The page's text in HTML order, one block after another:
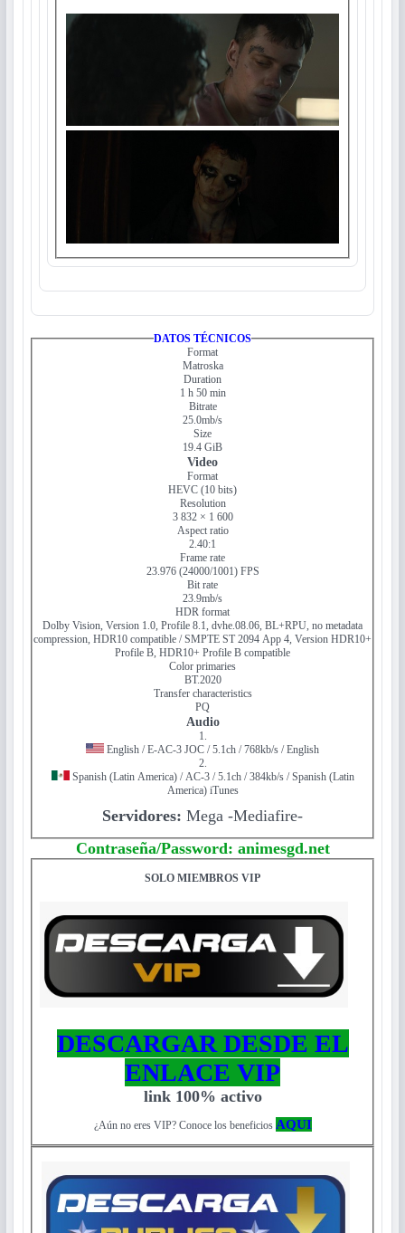
DATOS TÉCNICOS
Format
Matroska
Duration
1 h 50 min
Bitrate
25.0mb/s
Size
19.4 GiB
Video
Format
HEVC (10 bits)
Resolution
3 832 × 1 600
Aspect ratio
2.40:1
Frame rate
23.976 (24000/1001) FPS
Bit rate
23.9mb/s
HDR format
Dolby Vision, Version 1.0, Profile 8.1, dvhe.08.06, BL+RPU, no metadata
compression, HDR10 compatible / SMPTE ST 2094 App 4, Version HDR10+
Profile B, HDR10+ Profile B compatible
Color primaries
BT.2020
Transfer characteristics
PQ
Audio
1.
English / E-AC-3 JOC / 5.1ch / 768kb/s / English
2.
Spanish (Latin America) / AC-3 / 5.1ch / 384kb/s / Spanish (Latin
America) iTunes
Servidores: Mega -Mediafire-
Contraseña/Password: animesgd.net
SOLO MIEMBROS VIP
DESCARGAR DESDE EL
ENLACE VIP
link 100% activo
¿Aún no eres VIP? Conoce los beneficios AQUI